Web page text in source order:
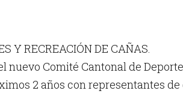
Y RECREACIÓN DE CAÑAS.
Comité Cantonal de
2 años con representantes